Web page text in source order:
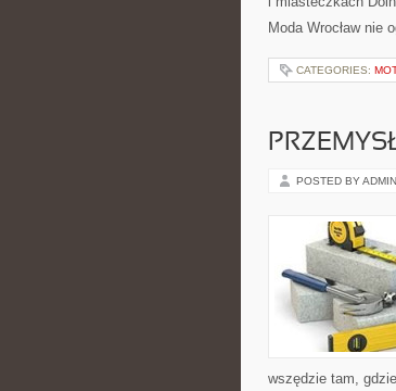
Moda Wrocław nie
CATEGORIES:
POSTED BY ADMIN
wszędzie tam,